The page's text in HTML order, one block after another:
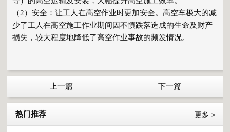
（2）安全：让工人在高空作业时更加安全。高空车极大的减
少了工人在高空施工作业期间因不慎跌落造成的生命及财产
损失，较大程度地降低了高空作业事故的频发情况。
上一篇 下一篇
热门推荐 更多 >